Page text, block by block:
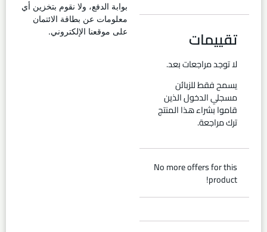
تقييمات
لا توجد مراجعات بعد.
يسمح فقط للزبائن
مسجلي الدخول الذين
قاموا بشراء هذا المنتج
ترك مراجعة.
No more offers for this
product!
بوابة الدفع، ولا نقوم بتخزين أي
معلومات عن بطاقة الائتمان
على موقعنا الإلكتروني.